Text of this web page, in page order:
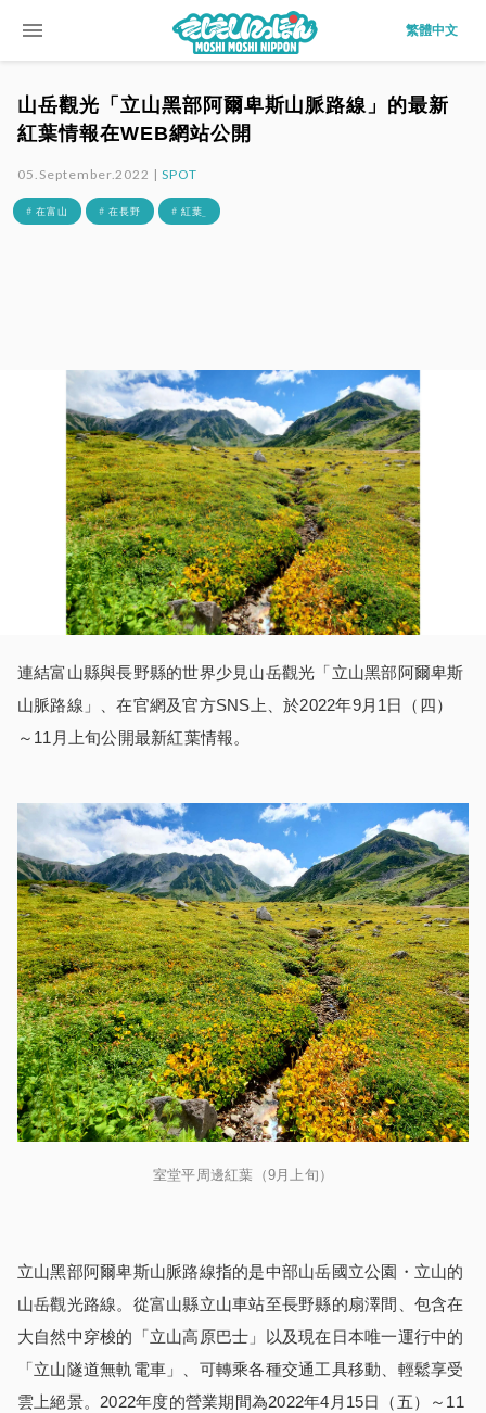
menu 繁體中文
山岳觀光「立山黑部阿爾卑斯山脈路線」的最新
紅葉情報在WEB網站公開
05.September.2022 |SPOT
# 在富山 # 在長野 # 紅葉_
連結富山縣與長野縣的世界少見山岳觀光「立山黑部阿爾卑斯
山脈路線」、在官網及官方SNS上、於2022年9月1日（四）
～11月上旬公開最新紅葉情報。
室堂平周邊紅葉（9月上旬）
立山黑部阿爾卑斯山脈路線指的是中部山岳國立公園・立山的
山岳觀光路線。從富山縣立山車站至長野縣的扇澤間、包含在
大自然中穿梭的「立山高原巴士」以及現在日本唯一運行中的
「立山隧道無軌電車」、可轉乘各種交通工具移動、輕鬆享受
雲上絕景。2022年度的營業期間為2022年4月15日（五）～11